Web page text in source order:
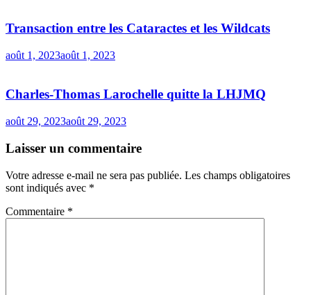
Transaction entre les Cataractes et les Wildcats
août 1, 2023août 1, 2023
Charles-Thomas Larochelle quitte la LHJMQ
août 29, 2023août 29, 2023
Laisser un commentaire
Votre adresse e-mail ne sera pas publiée. Les champs obligatoires
sont indiqués avec *
Commentaire *